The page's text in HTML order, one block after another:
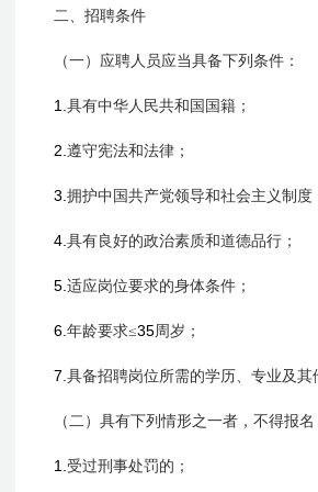
二、招聘条件
（一）应聘人员应当具备下列条件：
1. 具有中华人民共和国国籍；
2. 遵守宪法和法律；
3. 拥护中国共产党领导和社会主义制度
4. 具有良好的政治素质和道德品行；
5. 适应岗位要求的身体条件；
6. 年龄要求≤35周岁；
7. 具备招聘岗位所需的学历、专业及其
（二）具有下列情形之一者，不得报名
1. 受过刑事处罚的；